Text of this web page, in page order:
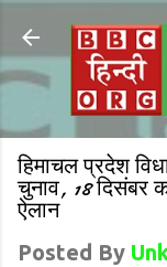
हिमाचल प्रदेश
चुनाव, 18 दिसंबर
ऐलान
Posted By